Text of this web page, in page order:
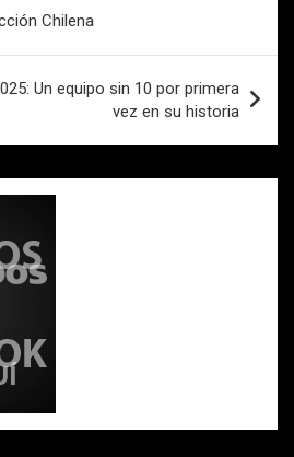
p
p
tir
Chilena
Un equipo sin 10 por primera
vez en su historia